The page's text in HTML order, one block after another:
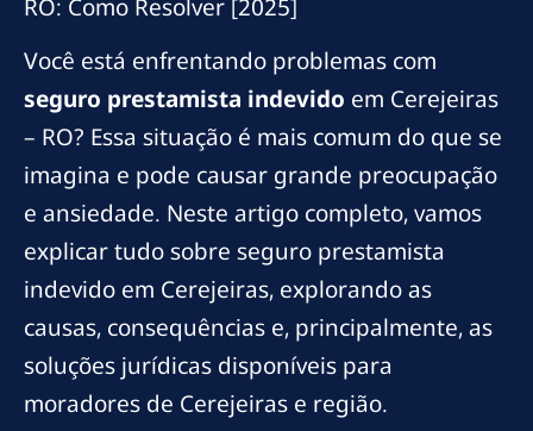
RO: Como Resolver [2025]
Você está enfrentando problemas com
seguro prestamista indevido em Cerejeiras
– RO? Essa situação é mais comum do que se
imagina e pode causar grande preocupação
e ansiedade. Neste artigo completo, vamos
explicar tudo sobre seguro prestamista
indevido em Cerejeiras, explorando as
causas, consequências e, principalmente, as
soluções jurídicas disponíveis para
moradores de Cerejeiras e região.